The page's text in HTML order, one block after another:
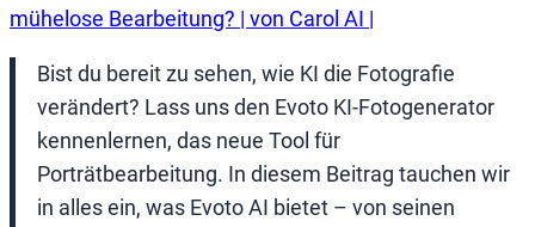
mühelose Bearbeitung? | von Carol AI |
Bist du bereit zu sehen, wie KI die Fotografie
verändert? Lass uns den Evoto KI-Fotogenerator
kennenlernen, das neue Tool für
Porträtbearbeitung. In diesem Beitrag tauchen wir
in alles ein, was Evoto AI bietet – von seinen